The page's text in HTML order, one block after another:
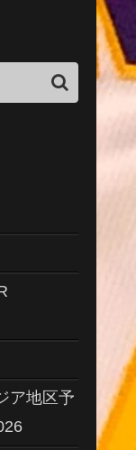
ア地区予